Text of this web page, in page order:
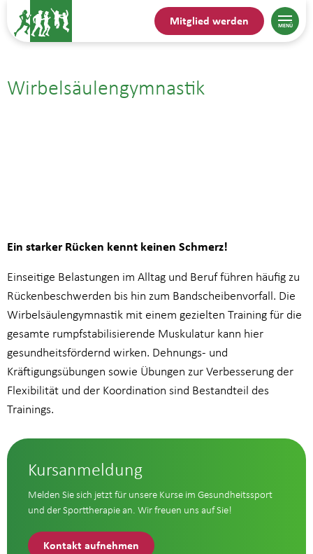
Mitglied werden
Wirbelsäulengymnastik
Ein starker Rücken kennt keinen Schmerz!
Einseitige Belastungen im Alltag und Beruf führen häufig zu
Rückenbeschwerden bis hin zum Bandscheibenvorfall. Die
Wirbelsäulengymnastik mit einem gezielten Training für die
gesamte rumpfstabilisierende Muskulatur kann hier
gesundheitsfördernd wirken. Dehnungs- und
Kräftigungsübungen sowie Übungen zur Verbesserung der
Flexibilität und der Koordination sind Bestandteil des
Trainings.
Kursanmeldung
Melden Sie sich jetzt für unsere Kurse im Gesundheitssport
und der Sporttherapie an. Wir freuen uns auf Sie!
Kontakt aufnehmen